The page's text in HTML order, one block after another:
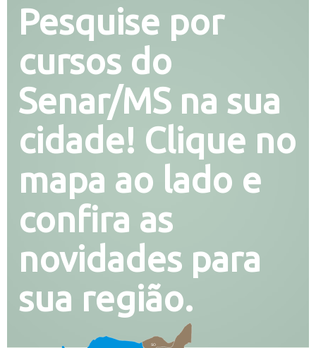
Pesquise por
cursos do
Senar/MS na sua
cidade! Clique no
mapa ao lado e
confira as
novidades para
sua região.
SO